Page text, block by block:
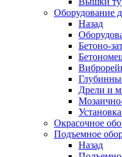
Оборудование
Назад
Бетоно-
Дрели и
Окрасочное
Подъемное
Назад